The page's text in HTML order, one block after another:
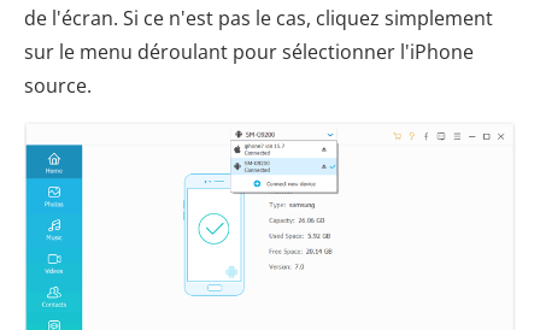
de l'écran. Si ce n'est pas le cas, cliquez simplement
sur le menu déroulant pour sélectionner l'iPhone
source.